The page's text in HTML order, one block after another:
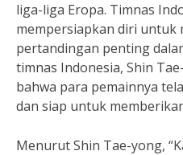
liga-liga Eropa. Timnas
mempersiapkan diri untuk
pertandingan penting
timnas Indonesia, Shin
bahwa para pemainnya
dan siap untuk
Menurut Shin Tae-yong,